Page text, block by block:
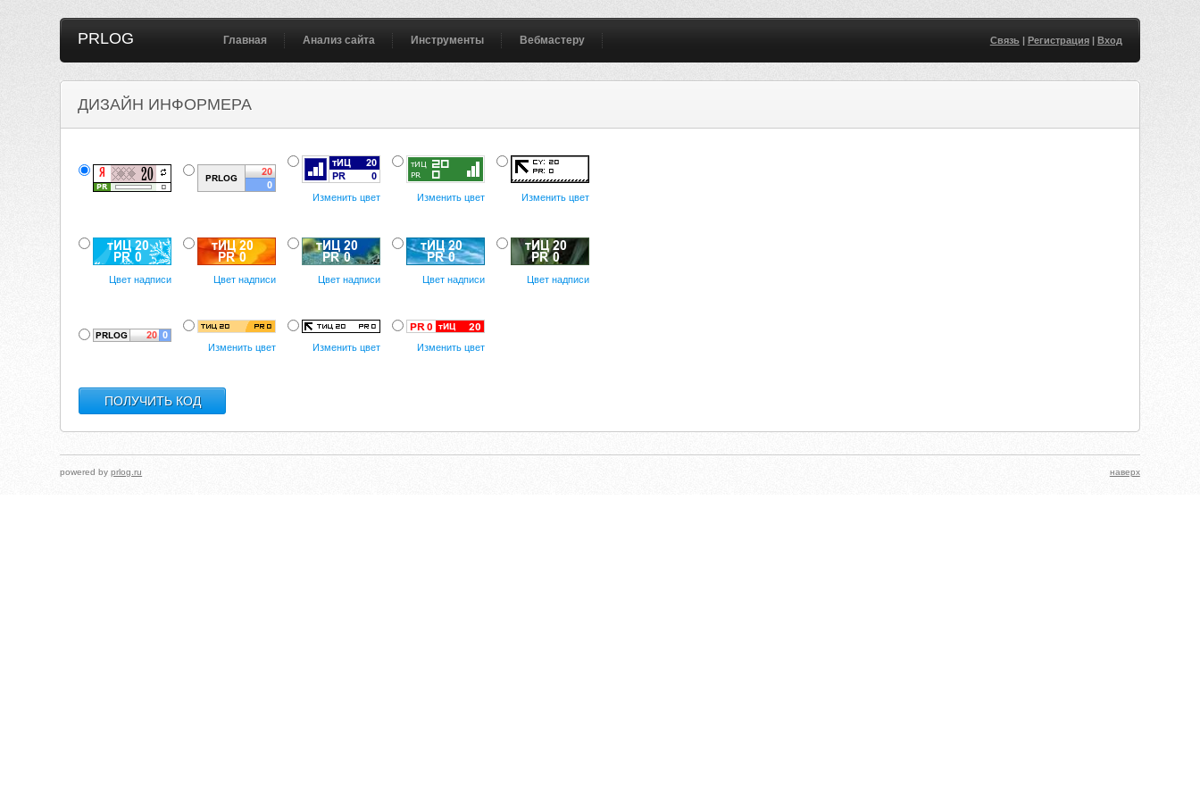
PRLOG Главная Анализ сайта Инструменты Вебмастеру Связь| Регистрация| Вход
ДИЗАЙН ИНФОРМЕРА
Изменить цвет Изменить цвет Изменить цвет
Цвет надписи Цвет надписи Цвет надписи Цвет надписи Цвет надписи
Изменить цвет Изменить цвет Изменить цвет
powered byprlog.ru наверх